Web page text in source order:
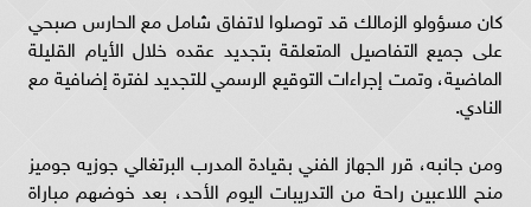
كان مسؤولو الزمالك قد توصلوا لاتفاق شامل مع الحارس صبحي
على جميع التفاصيل المتعلقة بتجديد عقده خلال الأيام القليلة
الماضية، وتمت إجراءات التوقيع الرسمي للتجديد لفترة إضافية مع
النادي.
ومن جانبه، قرر الجهاز الفني بقيادة المدرب البرتغالي جوزيه جوميز
منح اللاعبين راحة من التدريبات اليوم الأحد، بعد خوضهم مباراة